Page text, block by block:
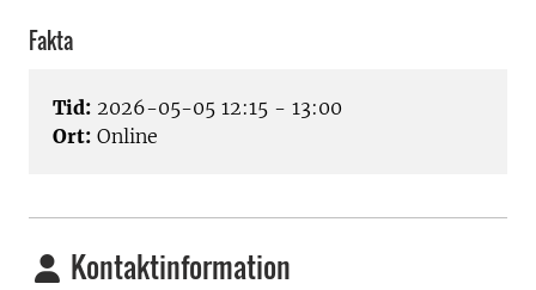
Fakta
Tid: 2026-05-05 12:15 - 13:00
Ort: Online
Kontaktinformation